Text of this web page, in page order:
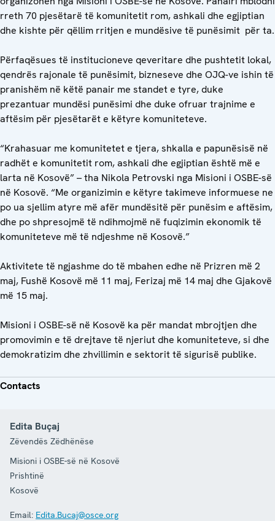
rreth 70 pjesëtarë të komunitetit rom, ashkali dhe egjiptian
dhe kishte për qëllim rritjen e mundësive të punësimit për ta.
Përfaqësues të institucioneve qeveritare dhe pushtetit lokal,
qendrës rajonale të punësimit, bizneseve dhe OJQ-ve ishin të
pranishëm në këtë panair me standet e tyre, duke
prezantuar mundësi punësimi dhe duke ofruar trajnime e
aftësim për pjesëtarët e këtyre komuniteteve.
“Krahasuar me komunitetet e tjera, shkalla e papunësisë në
radhët e komunitetit rom, ashkali dhe egjiptian është më e
larta në Kosovë” – tha Nikola Petrovski nga Misioni i OSBE-së
në Kosovë. “Me organizimin e këtyre takimeve informuese ne
po ua sjellim atyre më afër mundësitë për punësim e aftësim,
dhe po shpresojmë të ndihmojmë në fuqizimin ekonomik të
komuniteteve më të ndjeshme në Kosovë.”
Aktivitete të ngjashme do të mbahen edhe në Prizren më 2
maj, Fushë Kosovë më 11 maj, Ferizaj më 14 maj dhe Gjakovë
më 15 maj.
Misioni i OSBE-së në Kosovë ka për mandat mbrojtjen dhe
promovimin e të drejtave të njeriut dhe komuniteteve, si dhe
demokratizim dhe zhvillimin e sektorit të sigurisë publike.
Contacts
Edita Buçaj
Zëvendës Zëdhënëse
Misioni i OSBE-së në Kosovë
Prishtinë
Kosovë
Email: Edita.Bucaj@osce.org